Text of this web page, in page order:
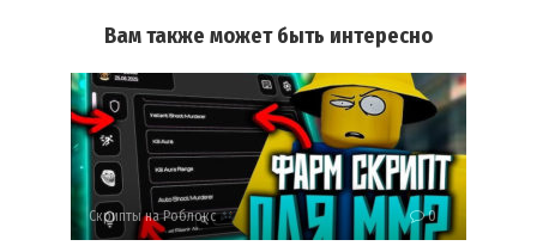
Вам также может быть интересно
Скрипты на Роблокс 0